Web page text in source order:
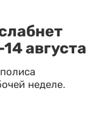
августа
неделе.